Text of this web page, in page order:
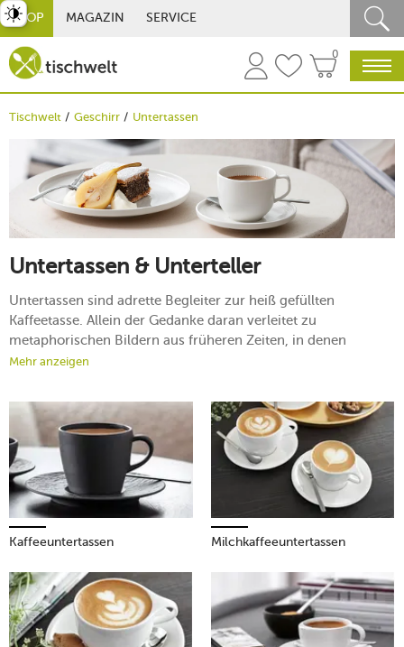
SHOP MAGAZIN SERVICE
0
Tischwelt Geschirr Untertassen
Untertassen & Unterteller
Untertassen sind adrette Begleiter zur heiß gefüllten
Kaffeetasse. Allein der Gedanke daran verleitet zu
metaphorischen Bildern aus früheren Zeiten, in denen
betuchte Damen mit prächtigen Kleidern ihre Untertasse in
anderen Hand hielten und diesen bedächtig genossen.
Zelebrieren auch Sie Ihren Kaffee auf eine ähnliche Weise und
decken Sie Ihre Kaffeetafel mit stimmigem Porzellan –
tischwelt zeigt wie.
Mehr erfahren!
Mehr anzeigen
Kaffeeuntertassen Milchkaffeeuntertassen
umschalten